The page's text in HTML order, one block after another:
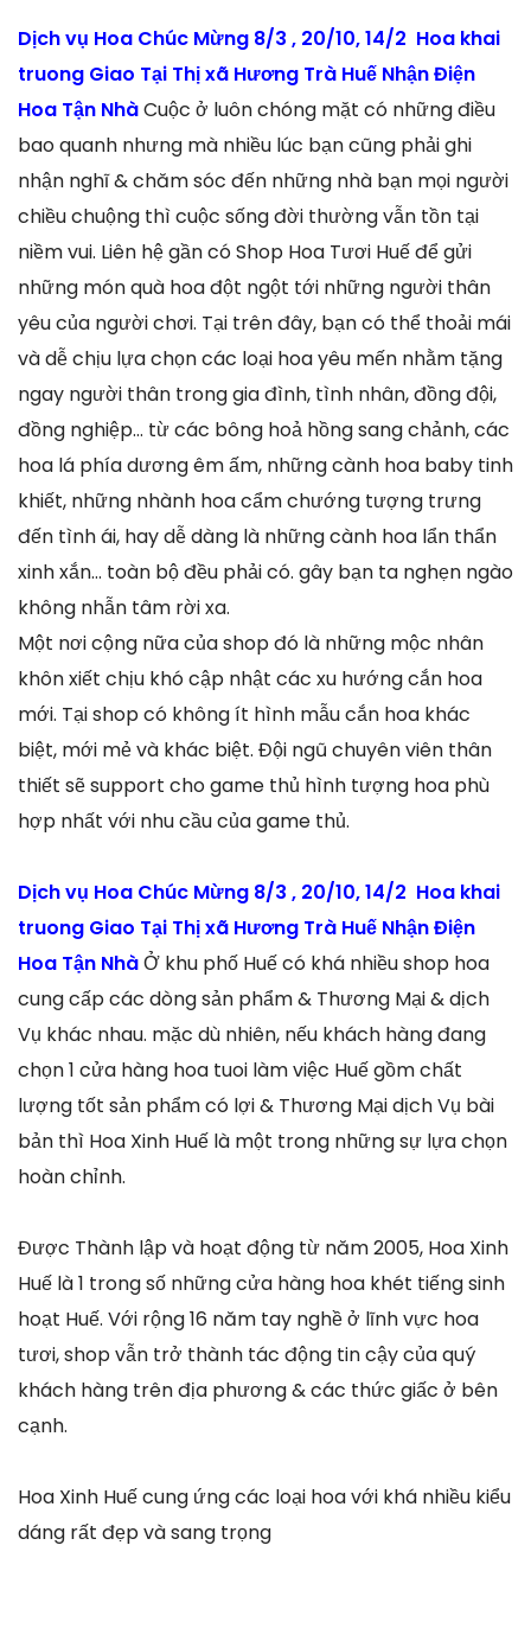
Dịch vụ Hoa Chúc Mừng 8/3 , 20/10, 14/2 Hoa khai
truong Giao Tại Thị xã Hương Trà Huế Nhận Điện
Hoa Tận NhàCuộc ở luôn chóng mặt có những điều
bao quanh nhưng mà nhiều lúc bạn cũng phải ghi
nhận nghĩ & chăm sóc đến những nhà bạn mọi người
chiều chuộng thì cuộc sống đời thường vẫn tồn tại
niềm vui. Liên hệ gần có Shop Hoa Tươi Huế để gửi
những món quà hoa đột ngột tới những người thân
yêu của người chơi. Tại trên đây, bạn có thể thoải mái
và dễ chịu lựa chọn các loại hoa yêu mến nhằm tặng
ngay người thân trong gia đình, tình nhân, đồng đội,
đồng nghiệp… từ các bông hoả hồng sang chảnh, các
hoa lá phía dương êm ấm, những cành hoa baby tinh
khiết, những nhành hoa cẩm chướng tượng trưng
đến tình ái, hay dễ dàng là những cành hoa lẩn thẩn
xinh xắn… toàn bộ đều phải có. gây bạn ta nghẹn ngào
không nhẫn tâm rời xa.
Một nơi cộng nữa của shop đó là những mộc nhân
khôn xiết chịu khó cập nhật các xu hướng cắn hoa
mới. Tại shop có không ít hình mẫu cắn hoa khác
biệt, mới mẻ và khác biệt. Đội ngũ chuyên viên thân
thiết sẽ support cho game thủ hình tượng hoa phù
hợp nhất với nhu cầu của game thủ.
Dịch vụ Hoa Chúc Mừng 8/3 , 20/10, 14/2 Hoa khai
truong Giao Tại Thị xã Hương Trà Huế Nhận Điện
Hoa Tận NhàỞ khu phố Huế có khá nhiều shop hoa
cung cấp các dòng sản phẩm & Thương Mại & dịch
Vụ khác nhau. mặc dù nhiên, nếu khách hàng đang
chọn 1 cửa hàng hoa tuoi làm việc Huế gồm chất
lượng tốt sản phẩm có lợi & Thương Mại dịch Vụ bài
bản thì Hoa Xinh Huế là một trong những sự lựa chọn
hoàn chỉnh.
Được Thành lập và hoạt động từ năm 2005, Hoa Xinh
Huế là 1 trong số những cửa hàng hoa khét tiếng sinh
hoạt Huế. Với rộng 16 năm tay nghề ở lĩnh vực hoa
tươi, shop vẫn trở thành tác động tin cậy của quý
khách hàng trên địa phương & các thức giấc ở bên
cạnh.
Hoa Xinh Huế cung ứng các loại hoa với khá nhiều kiểu
dáng rất đẹp và sang trọng